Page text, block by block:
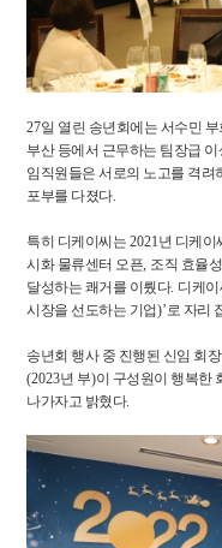
27일 열린 송년회에는 서수민
부산 등에서 근무하는 팀장급 이
임직원들은 서로의 노고를 격
포부를 다졌다.
특히 디케이씨는 2021 년 디케이
시화 물류센터 오픈 조직 효율
달성하는 쾌거를 이뤘다. 디케
시장을 선도하는 기업)’ 로 자리
송년회 행사 중 진행된 신임 회
(2023년 부)이 구성원이 행복한
나가자고 밝혔다.